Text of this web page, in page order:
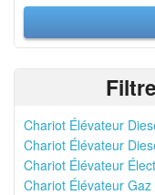
Chariot Élévateur
Chariot Élévateur
Chariot Élévateur
Chariot Élévateur